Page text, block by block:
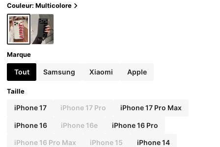
3 NFC, Redmi 10/9/Note 9/12C/Note 11 Pro, Redmi
10C/Note 8 Pro, version internationale, résistant à
l'eau, aux chutes et aux rayures
Couleur: Multicolore
Marque
Tout Samsung Xiaomi Apple
Taille
iPhone 17 iPhone 17 Pro iPhone 17 Pro Max
iPhone 16 iPhone 16e iPhone 16 Pro
iPhone 16 Pro Max iPhone 15 iPhone 14